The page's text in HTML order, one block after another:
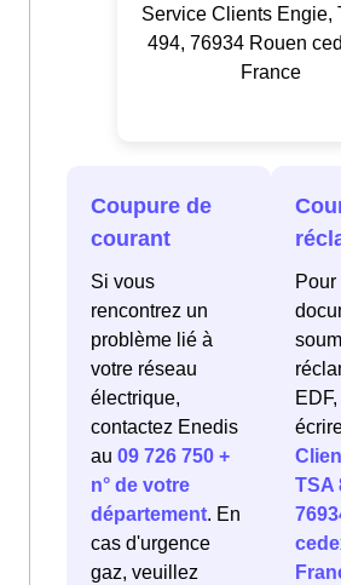
Service Clients Engie,
494, 76934 Rouen
France
Coupure de
courant
Si vous
rencontrez un
problème lié à
votre réseau
électrique,
contactez Enedis
au 09 726 750 +
n° de votre
département. En
cas d'urgence
gaz, veuillez
TSA